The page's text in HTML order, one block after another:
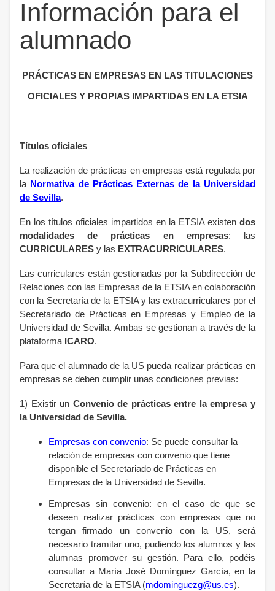
Información para el
alumnado
PRÁCTICAS EN EMPRESAS EN LAS TITULACIONES
OFICIALES Y PROPIAS IMPARTIDAS EN LA ETSIA
Títulos oficiales
La realización de prácticas en empresas está regulada por
la Normativa de Prácticas Externas de la Universidad
de Sevilla.
En los títulos oficiales impartidos en la ETSIA existen dos
modalidades de prácticas en empresas: las
CURRICULARES y las EXTRACURRICULARES.
Las curriculares están gestionadas por la Subdirección de
Relaciones con las Empresas de la ETSIA en colaboración
con la Secretaría de la ETSIA y las extracurriculares por el
Secretariado de Prácticas en Empresas y Empleo de la
Universidad de Sevilla. Ambas se gestionan a través de la
plataforma ICARO.
Para que el alumnado de la US pueda realizar prácticas en
empresas se deben cumplir unas condiciones previas:
1) Existir un Convenio de prácticas entre la empresa y
la Universidad de Sevilla.
Empresas con convenio: Se puede consultar la
relación de empresas con convenio que tiene
disponible el Secretariado de Prácticas en
Empresas de la Universidad de Sevilla.
Empresas sin convenio: en el caso de que se
deseen realizar prácticas con empresas que no
tengan firmado un convenio con la US, será
necesario tramitar uno, pudiendo los alumnos y las
alumnas promover su gestión. Para ello, podéis
consultar a María José Domínguez García, en la
Secretaría de la ETSIA (mdominguezg@us.es).